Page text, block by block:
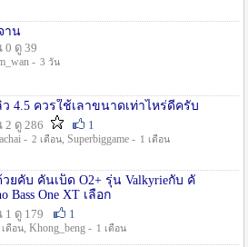
าน
0 ดู 39
- 3 วัน
4.5 ควรใช้เลาขนาดเท่าไหร่ดีครับ
2 ดู 286
1
- 2 เดือน, Superbiggame - 1 เดือน
ยคับ คันเบ็ด O2+ รุ่น Valkyrieกับ คั
Bass One XT เลือก
1 ดู 179
1
เดือน, Khong_beng - 1 เดือน